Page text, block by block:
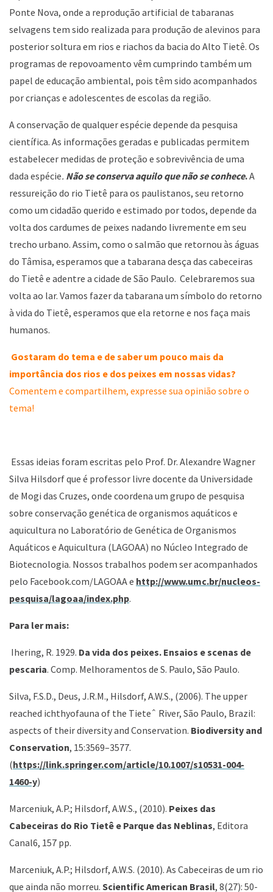
Ponte Nova, onde a reprodução artificial de tabaranas
selvagens tem sido realizada para produção de alevinos para
posterior soltura em rios e riachos da bacia do Alto Tietê. Os
programas de repovoamento vêm cumprindo também um
papel de educação ambiental, pois têm sido acompanhados
por crianças e adolescentes de escolas da região.
A conservação de qualquer espécie depende da pesquisa
científica. As informações geradas e publicadas permitem
estabelecer medidas de proteção e sobrevivência de uma
dada espécie. Não se conserva aquilo que não se conhece.A
ressureição do rio Tietê para os paulistanos, seu retorno
como um cidadão querido e estimado por todos, depende da
volta dos cardumes de peixes nadando livremente em seu
trecho urbano. Assim, como o salmão que retornou às águas
do Tâmisa, esperamos que a tabarana desça das cabeceiras
do Tietê e adentre a cidade de São Paulo. Celebraremos sua
volta ao lar. Vamos fazer da tabarana um símbolo do retorno
à vida do Tietê, esperamos que ela retorne e nos faça mais
humanos.
Gostaram do tema e de saber um pouco mais da
importância dos rios e dos peixes em nossas vidas?
Comentem e compartilhem, expresse sua opinião sobre o
tema!
Essas ideias foram escritas pelo Prof. Dr. Alexandre Wagner
Silva Hilsdorf que é professor livre docente da Universidade
de Mogi das Cruzes, onde coordena um grupo de pesquisa
sobre conservação genética de organismos aquáticos e
aquicultura no Laboratório de Genética de Organismos
Aquáticos e Aquicultura (LAGOAA) no Núcleo Integrado de
Biotecnologia. Nossos trabalhos podem ser acompanhados
pelo Facebook.com/LAGOAA e http://www.umc.br/nucleos-
pesquisa/lagoaa/index.php.
Para ler mais:
Ihering, R. 1929. Da vida dos peixes. Ensaios e scenas de
pescaria. Comp. Melhoramentos de S. Paulo, São Paulo.
Silva, F.S.D., Deus, J.R.M., Hilsdorf, A.W.S., (2006). The upper
reached ichthyofauna of the Tieteˆ River, São Paulo, Brazil:
aspects of their diversity and Conservation. Biodiversity and
Conservation, 15:3569–3577.
(https://link.springer.com/article/10.1007/s10531-004-
1460-y)
Marceniuk, A.P.; Hilsdorf, A.W.S., (2010). Peixes das
Cabeceiras do Rio Tietê e Parque das Neblinas, Editora
Canal6, 157 pp.
Marceniuk, A.P.; Hilsdorf, A.W.S. (2010). As Cabeceiras de um rio
que ainda não morreu. Scientific American Brasil, 8(27): 50-